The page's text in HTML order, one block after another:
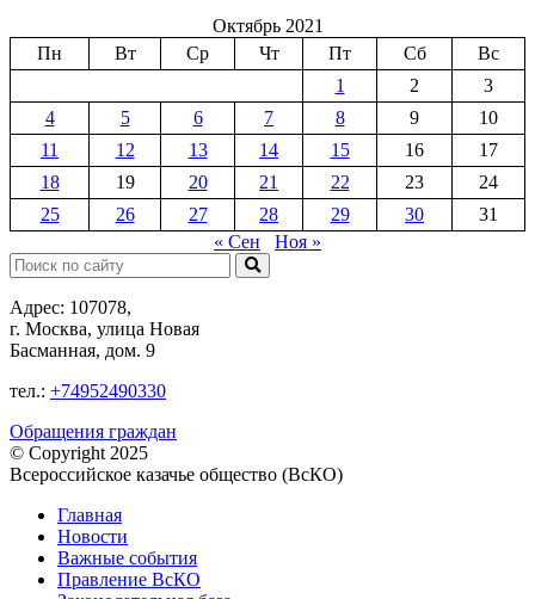
Октябрь 2021
Пн
Вт Ср Чт Пт Сб
Вс
1
2
3
4
5 6 7 8 9
10
11
12 13 14 15 16
17
18
19 20 21 22 23
24
25
26 27 28 29 30
31
« Сен
Ноя »
Поиск:
Адрес: 107078,
г. Москва, улица Новая
Басманная, дом. 9
тел.: +74952490330
Обращения граждан
© Copyright 2025
Всероссийское казачье общество (ВсКО)
Главная
Новости
Важные события
Правление ВсКО